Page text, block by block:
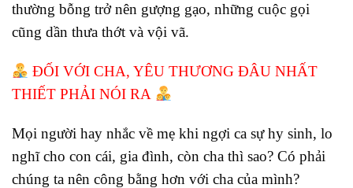
thường bỗng trở nên gượng gạo, những cuộc gọi
cũng dần thưa thớt và vội vã.
ĐỐI VỚI CHA, YÊU THƯƠNG ĐÂU NHẤT
THIẾT PHẢI NÓI RA
Mọi người hay nhắc về mẹ khi ngợi ca sự hy sinh, lo
nghĩ cho con cái, gia đình, còn cha thì sao? Có phải
chúng ta nên công bằng hơn với cha của mình?